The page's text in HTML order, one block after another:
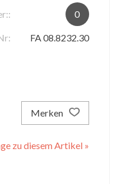
0
FA 08.8232.30
Merken
zu diesem Artikel »